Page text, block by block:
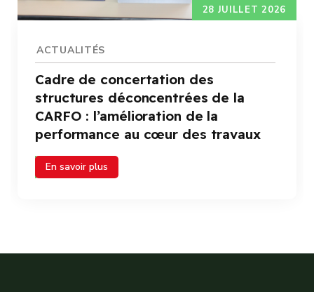
ACTUALITÉS
28 JUILLET 2026
Cadre de concertation des
structures déconcentrées de la
CARFO : l’amélioration de la
performance au cœur des travaux
En savoir plus